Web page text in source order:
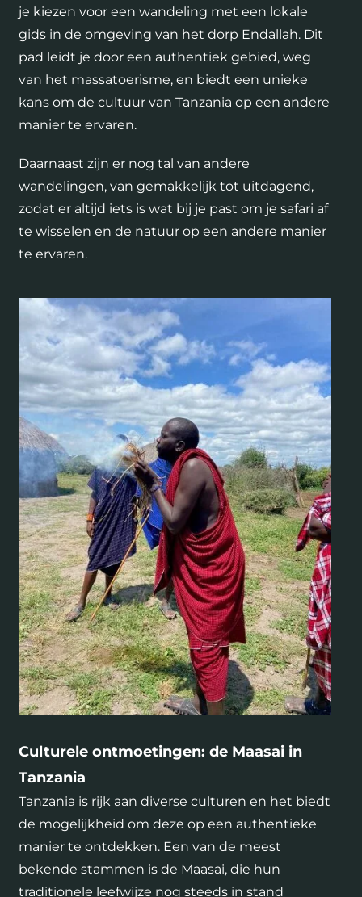
je kiezen voor een wandeling met een lokale
gids in de omgeving van het dorp Endallah. Dit
pad leidt je door een authentiek gebied, weg
van het massatoerisme, en biedt een unieke
kans om de cultuur van Tanzania op een andere
manier te ervaren.
Daarnaast zijn er nog tal van andere
wandelingen, van gemakkelijk tot uitdagend,
zodat er altijd iets is wat bij je past om je safari af
te wisselen en de natuur op een andere manier
te ervaren.
Culturele ontmoetingen: de Maasai in
Tanzania
Tanzania is rijk aan diverse culturen en het biedt
de mogelijkheid om deze op een authentieke
manier te ontdekken. Een van de meest
bekende stammen is de Maasai, die hun
traditionele leefwijze nog steeds in stand